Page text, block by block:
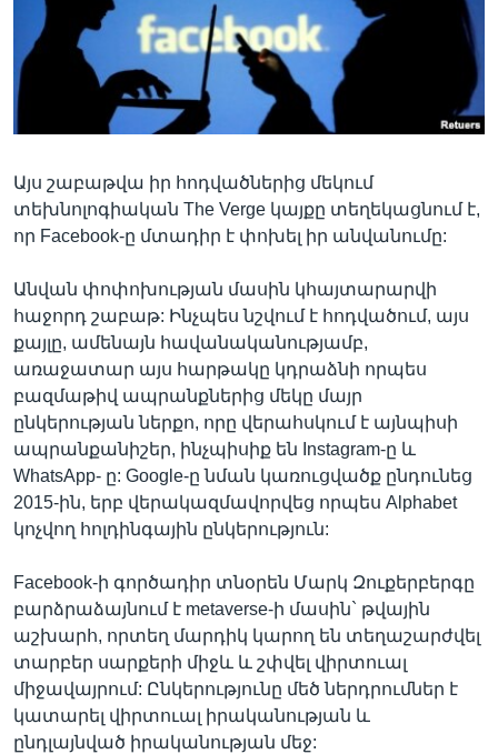
Լեզուներ
Այս շաբաթվա իր հոդվածներից մեկում
տեխնոլոգիական The Verge կայքը տեղեկացնում է,
որ Facebook-ը մտադիր է փոխել իր անվանումը:
Անվան փոփոխության մասին կհայտարարվի
հաջորդ շաբաթ: Ինչպես նշվում է հոդվածում, այս
քայլը, ամենայն հավանականությամբ,
առաջատար այս հարթակը կդրաձնի որպես
բազմաթիվ ապրանքներից մեկը մայր
ընկերության ներքո, որը վերահսկում է այնպիսի
ապրանքանիշեր, ինչպիսիք են Instagram-ը և
WhatsApp- ը: Google-ը նման կառուցվածք ընդունեց
2015-ին, երբ վերակազմավորվեց որպես Alphabet
կոչվող հոլդինգային ընկերություն:
Facebook-ի գործադիր տնօրեն Մարկ Զուքերբերգը
բարձրաձայնում է metaverse-ի մասին` թվային
աշխարհ, որտեղ մարդիկ կարող են տեղաշարժվել
տարբեր սարքերի միջև և շփվել վիրտուալ
միջավայրում: Ընկերությունը մեծ ներդրումներ է
կատարել վիրտուալ իրականության և
ընդլայնված իրականության մեջ: